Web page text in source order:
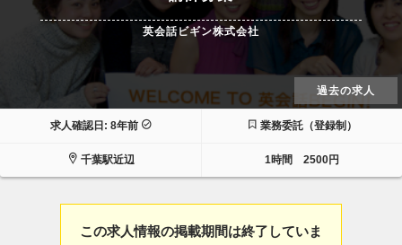
英会話ビギン株式会社
過去の求人
求人確認日: 8年前 業務委託（登録制）
千葉駅近辺 1時間 2500円
この求人情報の掲載期間は終了していま